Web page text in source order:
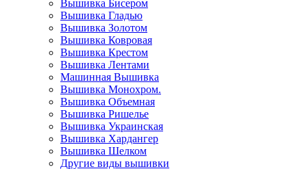
Вышивка Бисером
Вышивка Гладью
Вышивка Золотом
Вышивка Ковровая
Вышивка Крестом
Вышивка Лентами
Машинная Вышивка
Вышивка Монохром.
Вышивка Объемная
Вышивка Ришелье
Вышивка Украинская
Вышивка Хардангер
Вышивка Шелком
Другие виды вышивки